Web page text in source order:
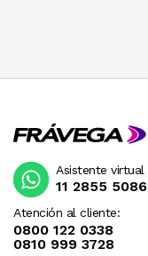
Atención al cliente:
0800 122 0338
0810 999 3728
Asistente virtual
11 2855 5086